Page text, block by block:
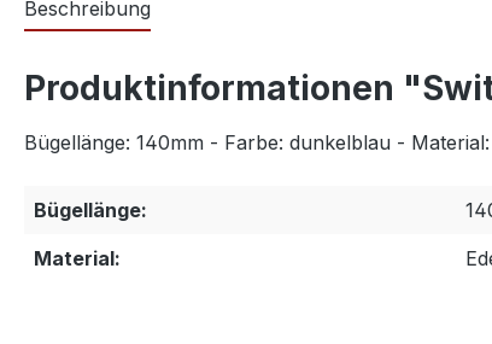
Beschreibung
Produktinformationen
Bügellänge: 140mm - Farbe: dunkelblau -
Bügellänge:
Material: